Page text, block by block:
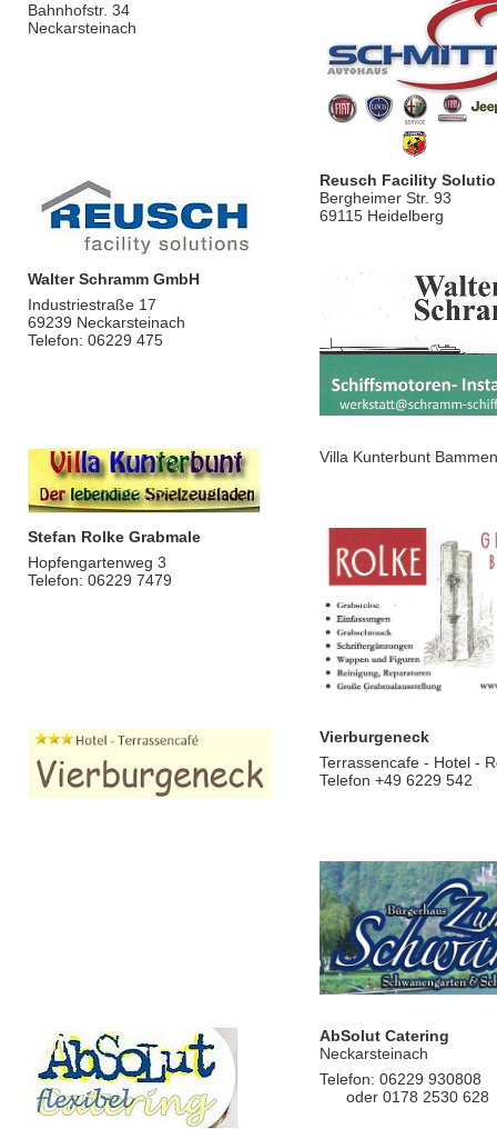
Bahnhofstr. 34
Neckarsteinach
Reusch Facility
Bergheimer Str. 93
69115 Heidelberg
Walter Schramm GmbH
Industriestraße 17
69239 Neckarsteinach
Telefon: 06229 475
Villa Kunterbunt
Stefan Rolke Grabmale
Hopfengartenweg 3
Telefon: 06229 7479
Vierburgeneck
Terrassencafe - Hotel -
Telefon +49 6229 542
AbSolut Catering
Neckarsteinach
Telefon: 06229 930808
oder 0178 2530 628